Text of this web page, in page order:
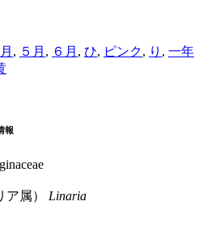
, ５月 , ６月 , ひ, ピンク, り , 一年
報
ア属） Linaria